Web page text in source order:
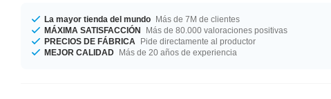
La mayor tienda del mundo Más de 7M de clientes
MÁXIMA SATISFACCIÓN
Más de 80.000 valoraciones positivas
PRECIOS DE FÁBRICA
Pide directamente al productor
MEJOR CALIDAD Más de 20 años de experiencia